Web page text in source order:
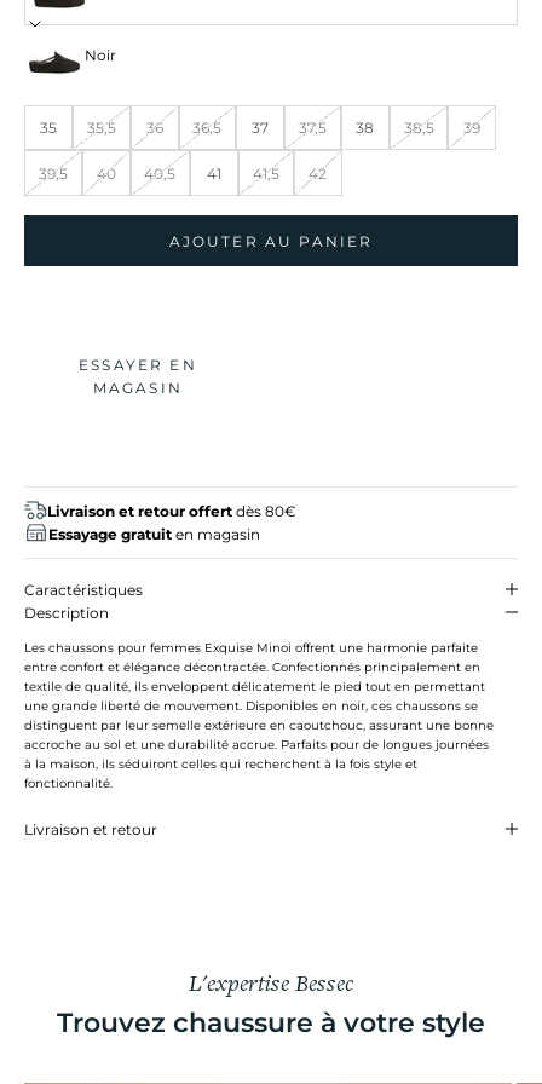
Noir
35 35,5 36 36,5 37 37,5 38 38,5 39
39,5 40 40,5 41 41,5 42
AJOUTER AU PANIER
ESSAYER EN
MAGASIN
Livraison et retour offert dès 80€
Essayage gratuit en magasin
Caractéristiques
Description
Les chaussons pour femmes Exquise Minoi offrent une harmonie parfaite
entre confort et élégance décontractée. Confectionnés principalement en
textile de qualité, ils enveloppent délicatement le pied tout en permettant
une grande liberté de mouvement. Disponibles en noir, ces chaussons se
distinguent par leur semelle extérieure en caoutchouc, assurant une bonne
accroche au sol et une durabilité accrue. Parfaits pour de longues journées
à la maison, ils séduiront celles qui recherchent à la fois style et
fonctionnalité.
Livraison et retour
L'expertise Bessec
Trouvez chaussure à votre style